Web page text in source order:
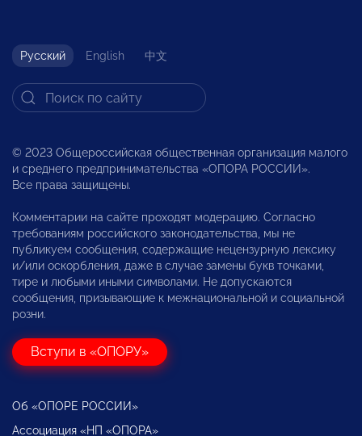
Русский English 中文
© 2023 Общероссийская общественная организация малого
и среднего предпринимательства «ОПОРА РОССИИ».
Все права защищены.
Комментарии на сайте проходят модерацию. Согласно
требованиям российского законодательства, мы не
публикуем сообщения, содержащие нецензурную лексику
и/или оскорбления, даже в случае замены букв точками,
тире и любыми иными символами. Не допускаются
сообщения, призывающие к межнациональной и социальной
розни.
Вступи в «ОПОРУ»
Об «ОПОРЕ РОССИИ»
Ассоциация «НП «ОПОРА»